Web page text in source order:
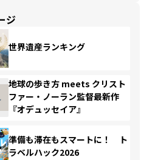
ジ
世界遺産ランキング
地球の歩き方 meets クリスト
ファー・ノーラン監督最新作
『オデュッセイア』
準備も滞在もスマートに！ ト
ラベルハック2026